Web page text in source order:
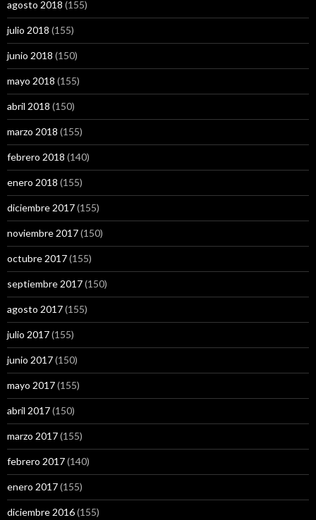
agosto 2018 (155)
julio 2018 (155)
junio 2018 (150)
mayo 2018 (155)
abril 2018 (150)
marzo 2018 (155)
febrero 2018 (140)
enero 2018 (155)
diciembre 2017(155)
noviembre 2017(150)
octubre 2017(155)
septiembre 2017(150)
agosto 2017(155)
julio 2017(155)
junio 2017(150)
mayo 2017(155)
abril 2017(150)
marzo 2017(155)
febrero 2017(140)
enero 2017(155)
diciembre 2016(155)